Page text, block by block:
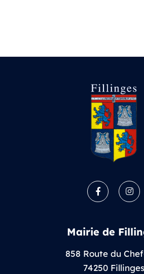
Facebook
Mairie de
858 Route du
74250 Fillinges